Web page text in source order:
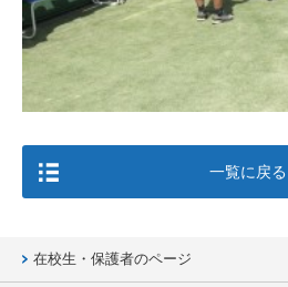
一覧に戻る
在校生・保護者のページ